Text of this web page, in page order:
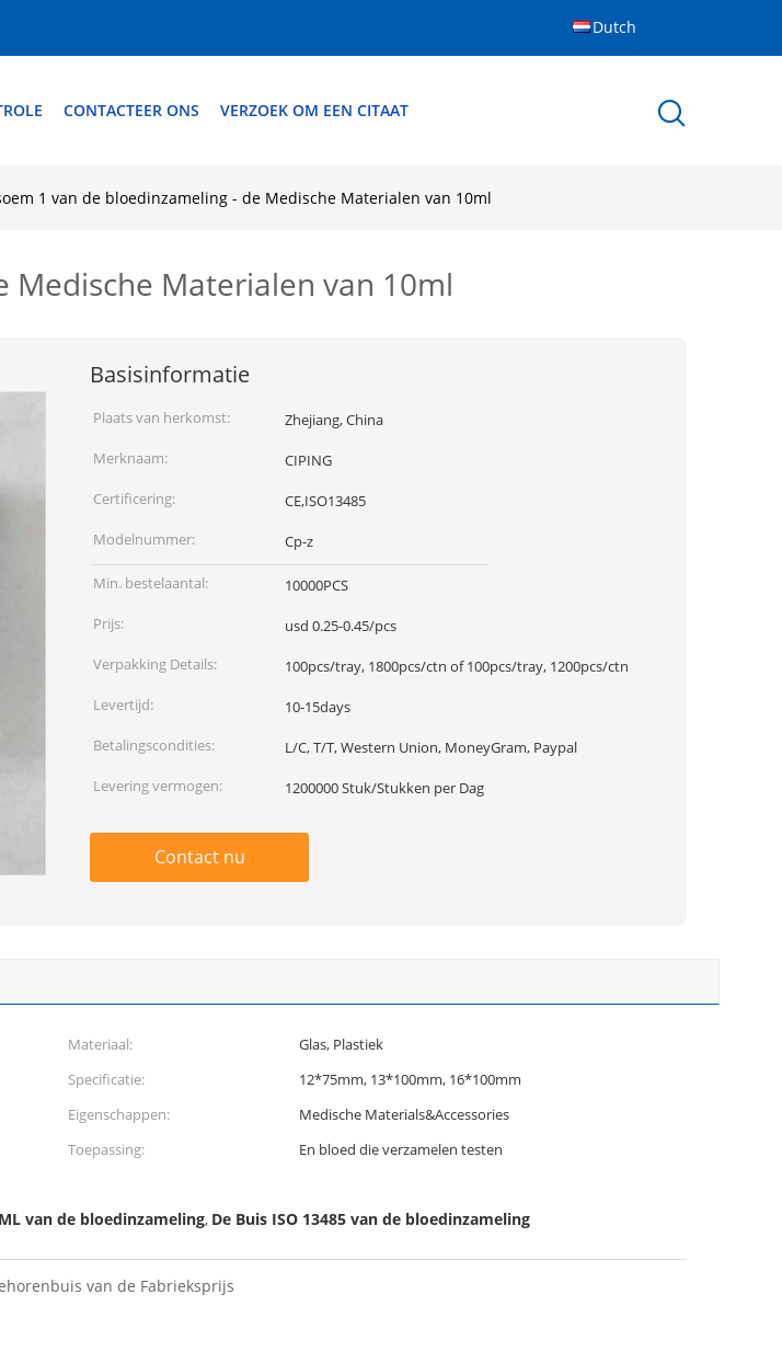
Dutch
CONTACTEER ONS VERZOEK OM EEN CITAAT
1 van de bloedinzameling - de Medische Materialen van 10ml
Medische Materialen van 10ml
Basisinformatie
Plaats van herkomst:
Zhejiang, China
Merknaam:
CIPING
Certificering:
CE,ISO13485
Modelnummer:
Cp-z
Min. bestelaantal:
10000PCS
Prijs:
usd 0.25-0.45/pcs
Verpakking Details:
100pcs/tray, 1800pcs/ctn of 100pcs/tray, 1200pcs/ctn
Levertijd:
10-15days
Betalingscondities:
L/C, T/T, Western Union, MoneyGram, Paypal
Levering vermogen:
1200000 Stuk/Stukken per Dag
Contact nu
Materiaal:
Glas, Plastiek
Specificatie:
12*75mm, 13*100mm, 16*100mm
Eigenschappen:
Medische Materials&Accessories
Toepassing:
En bloed die verzamelen testen
van de bloedinzameling, De Buis ISO 13485 van de bloedinzameling
van de Fabrieksprijs